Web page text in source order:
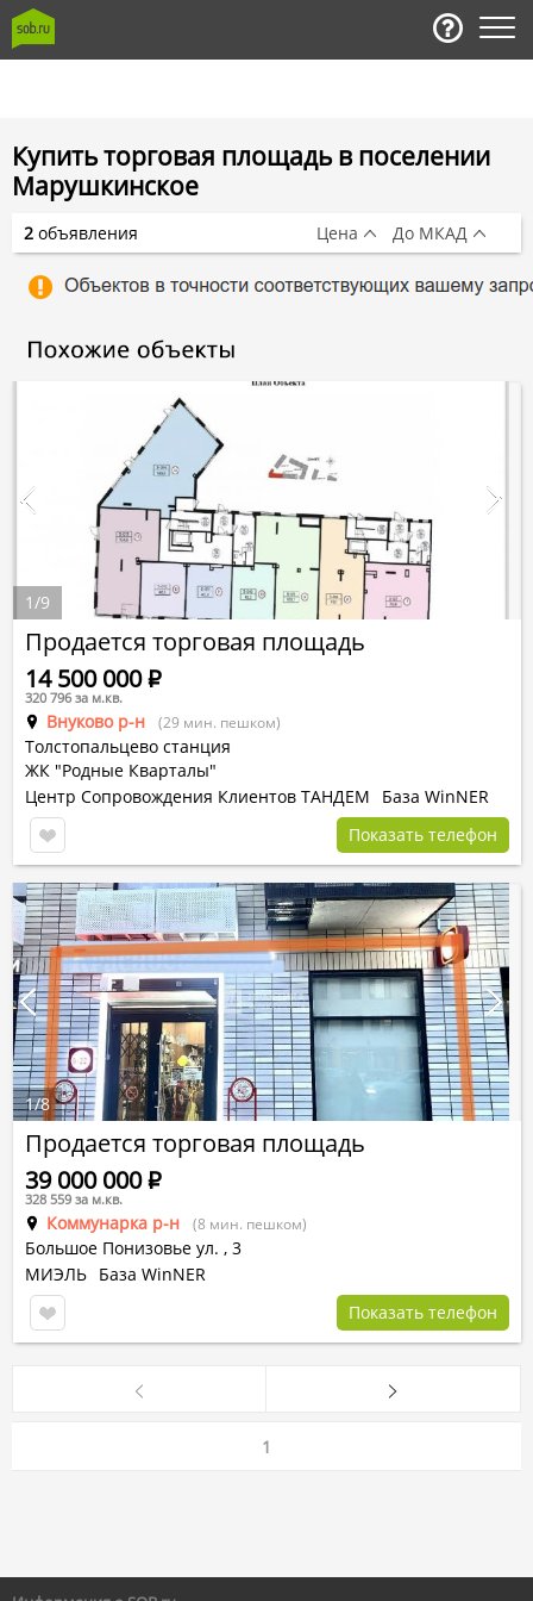
Купить торговая площадь в поселении
Марушкинское
Продается торговая площадь
Внуково р-н (29 мин. пешком)
Толстопальцево станция
ЖК "Родные Кварталы"
14 500 000Р
320 796 за м.кв.
Центр Сопровождения Клиентов ТАНДЕМ
База WinNER
Показать телефон
1/9
Продается торговая площадь
Коммунарка р-н (8 мин. пешком)
Большое Понизовье ул. , 3
39 000 000Р
328 559 за м.кв.
МИЭЛЬ База WinNER
Показать телефон
1/8
2 объявления Цена До МКАД
1